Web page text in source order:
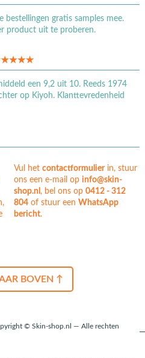
gratis samples mee.
product uit te proberen.
een 9,2 uit 10. Reeds 1974
op Kiyoh. Klanttevredenheid
Vul hetcontactformulierin, stuur
ons een e-mail op info@skin-
shop.nl, bel ons op0412 - 312
804 of stuur eenWhatsApp
bericht.
BOVEN ↑
© Skin-shop.nl — Alle rechten